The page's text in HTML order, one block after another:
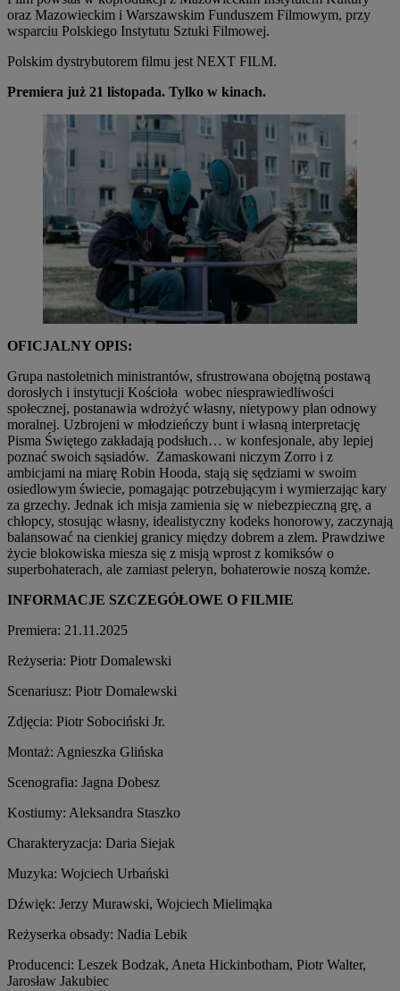
oraz Mazowieckim i Warszawskim Funduszem Filmowym, przy
wsparciu Polskiego Instytutu Sztuki Filmowej.
Polskim dystrybutorem filmu jest NEXT FILM.
Premiera już 21 listopada. Tylko w kinach.
OFICJALNY OPIS:
Grupa nastoletnich ministrantów, sfrustrowana obojętną postawą
dorosłych i instytucji Kościoła wobec niesprawiedliwości
społecznej, postanawia wdrożyć własny, nietypowy plan odnowy
moralnej. Uzbrojeni w młodzieńczy bunt i własną interpretację
Pisma Świętego zakładają podsłuch… w konfesjonale, aby lepiej
poznać swoich sąsiadów. Zamaskowani niczym Zorro i z
ambicjami na miarę Robin Hooda, stają się sędziami w swoim
osiedlowym świecie, pomagając potrzebującym i wymierzając kary
za grzechy. Jednak ich misja zamienia się w niebezpieczną grę, a
chłopcy, stosując własny, idealistyczny kodeks honorowy, zaczynają
balansować na cienkiej granicy między dobrem a złem. Prawdziwe
życie blokowiska miesza się z misją wprost z komiksów o
superbohaterach, ale zamiast peleryn, bohaterowie noszą komże.
INFORMACJE SZCZEGÓŁOWE O FILMIE
Premiera: 21.11.2025
Reżyseria: Piotr Domalewski
Scenariusz: Piotr Domalewski
Zdjęcia: Piotr Sobociński Jr.
Montaż: Agnieszka Glińska
Scenografia: Jagna Dobesz
Kostiumy: Aleksandra Staszko
Charakteryzacja: Daria Siejak
Muzyka: Wojciech Urbański
Dźwięk: Jerzy Murawski, Wojciech Mielimąka
Reżyserka obsady: Nadia Lebik
Producenci: Leszek Bodzak, Aneta Hickinbotham, Piotr Walter,
Jarosław Jakubiec